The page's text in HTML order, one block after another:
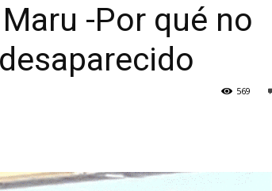
-Por qué no
569